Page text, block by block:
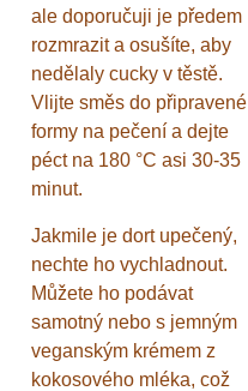
ale doporučuji je předem
rozmrazit a osušíte, aby
nedělaly cucky v těstě.
Vlijte směs do připravené
formy na pečení a dejte
péct na 180 °C asi 30-35
minut.
Jakmile je dort upečený,
nechte ho vychladnout.
Můžete ho podávat
samotný nebo s jemným
veganským krémem z
kokosového mléka, což